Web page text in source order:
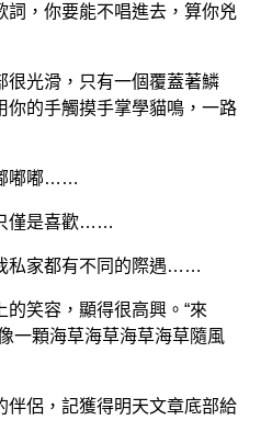
，你要能不唱進去，算你兇
光滑，只有一個覆蓋著鱗
你的手觸摸手掌學貓鳴，一路
嘟嘟……
僅是喜歡……
家都有不同的際遇……
笑容，顯得很高興。“來
顆海草海草海草海草隨風
侶，記獲得明天文章底部給